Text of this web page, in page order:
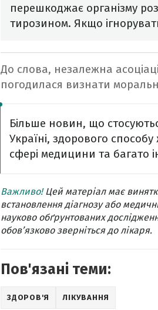
перешкоджає організму
тирозином. Якщо
До слова, незалежна
погодилася визнати
Більше новин, що
Україні, здорового способу
сфері медицини та багато
Важливо!Цей матеріал має
встановлення діагнозу або
науково обґрунтованих
обов’язково зверніться до лікаря.
Пов'язані теми:
ЗДОРОВ'Я ЛІКУВАННЯ